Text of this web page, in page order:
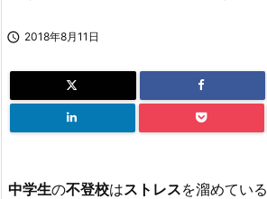
 2018年8月11日
中学生の不登校はストレスを溜めてい